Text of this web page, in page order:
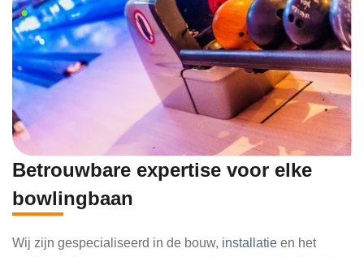
Betrouwbare expertise voor elke
bowlingbaan
Wij zijn gespecialiseerd in de bouw, installatie en het